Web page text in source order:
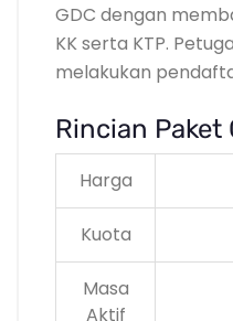
GDC dengan
KK serta KTP.
melakukan
Rincian Paket
Harga
Kuota
Masa
Aktif